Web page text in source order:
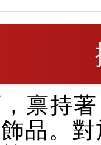
禀持
品。